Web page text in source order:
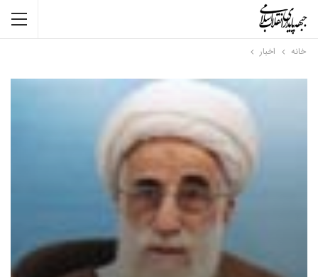
خانه اخبار